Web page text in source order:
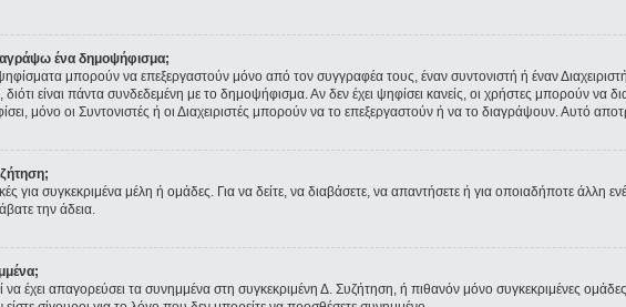
ένα δημοψήφισμα;
μπορούν να επεξεργαστούν μόνο από τον συγγραφέα τους, έναν συντονιστή ή έναν
διότι είναι πάντα συνδεδεμένη με το δημοψήφισμα. Αν δεν έχει ψηφίσει κανείς, οι χρήστες μπορούν
μόνο οι Συντονιστές ή οι Διαχειριστές μπορούν να το επεξεργαστούν ή να το διαγράψουν. Αυτό
για συγκεκριμένα μέλη ή ομάδες. Για να δείτε, να διαβάσετε, να απαντήσετε ή για οποιαδήποτε άλλη
την άδεια.
να έχει απαγορεύσει τα συνημμένα στη συγκεκριμένη Δ. Συζήτηση, ή πιθανόν μόνο συγκεκριμένες